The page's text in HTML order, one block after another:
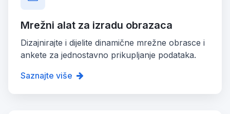
Mrežni alat za izradu obrazaca
Dizajnirajte i dijelite dinamične mrežne obrasce i
ankete za jednostavno prikupljanje podataka.
Saznajte više